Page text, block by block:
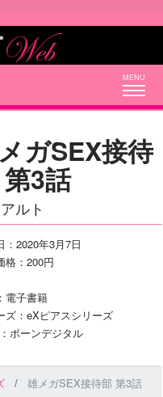
ガSEX接待
3話
ルト
：2020年3月7日
格：200円
電子書籍
ズ：eXピアスシリーズ
ボーンデジタル
雄メガSEX接待部 第3話